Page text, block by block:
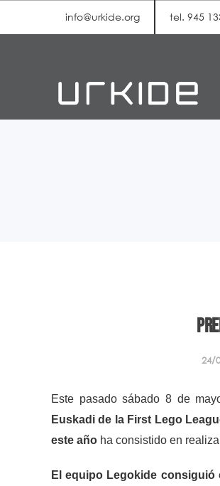
info@urkide.org tel. 945
24/
Este pasado sábado 8 de
Euskadi de la First Lego
este año ha consistido en
El equipo Legokide consiguió